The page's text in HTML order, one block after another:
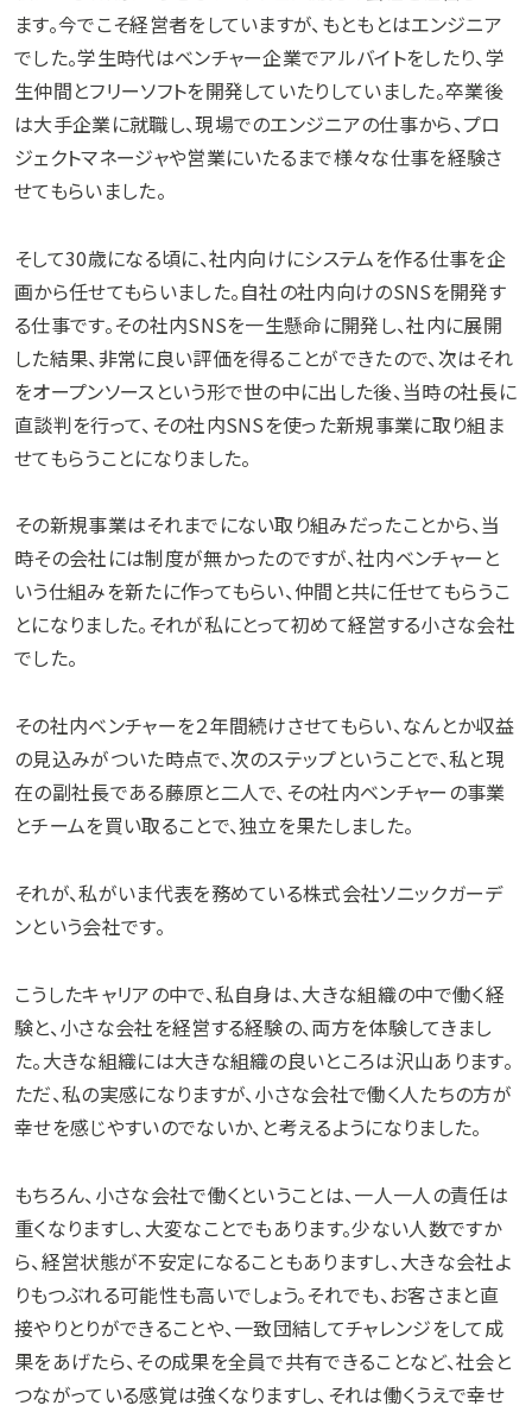
ます。今でこそ経営者をしていますが、もともとはエンジニア
でした。学生時代はベンチャー企業でアルバイトをしたり、学
生仲間とフリーソフトを開発していたりしていました。卒業後
は大手企業に就職し、現場でのエンジニアの仕事から、プロ
ジェクトマネージャや営業にいたるまで様々な仕事を経験さ
せてもらいました。
そして30歳になる頃に、社内向けにシステムを作る仕事を企
画から任せてもらいました。自社の社内向けのSNSを開発す
る仕事です。その社内SNSを一生懸命に開発し、社内に展開
した結果、非常に良い評価を得ることができたので、次はそれ
をオープンソースという形で世の中に出した後、当時の社長に
直談判を行って、その社内SNSを使った新規事業に取り組ま
せてもらうことになりました。
その新規事業はそれまでにない取り組みだったことから、当
時その会社には制度が無かったのですが、社内ベンチャーと
いう仕組みを新たに作ってもらい、仲間と共に任せてもらうこ
とになりました。それが私にとって初めて経営する小さな会社
でした。
その社内ベンチャーを２年間続けさせてもらい、なんとか収益
の見込みがついた時点で、次のステップということで、私と現
在の副社長である藤原と二人で、その社内ベンチャーの事業
とチームを買い取ることで、独立を果たしました。
それが、私がいま代表を務めている株式会社ソニックガーデ
ンという会社です。
こうしたキャリアの中で、私自身は、大きな組織の中で働く経
験と、小さな会社を経営する経験の、両方を体験してきまし
た。大きな組織には大きな組織の良いところは沢山あります。
ただ、私の実感になりますが、小さな会社で働く人たちの方が
幸せを感じやすいのでないか、と考えるようになりました。
もちろん、小さな会社で働くということは、一人一人の責任は
重くなりますし、大変なことでもあります。少ない人数ですか
ら、経営状態が不安定になることもありますし、大きな会社よ
りもつぶれる可能性も高いでしょう。それでも、お客さまと直
接やりとりができることや、一致団結してチャレンジをして成
果をあげたら、その成果を全員で共有できることなど、社会と
つながっている感覚は強くなりますし、それは働くうえで幸せ